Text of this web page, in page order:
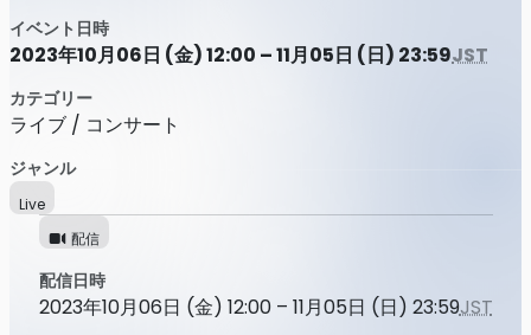
イベント日時
2023年10月06日 (金) 12:00 – 11月05日 (日) 23:59JST
カテゴリー
ライブ / コンサート
ジャンル
Live
配信
配信日時
2023年10月06日 (金) 12:00 – 11月05日 (日) 23:59JST